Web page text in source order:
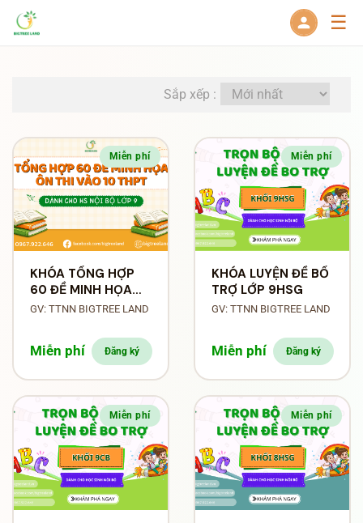
☰
Sắp xếp :
Miễn phí
KHÓA TỔNG HỢP
60 ĐỀ MINH HỌA
VÀO 10 THPT
GV: TTNN BIGTREE LAND
Miễn phí Đăng ký
Miễn phí
KHÓA LUYỆN ĐỀ BỔ
TRỢ LỚP 9HSG
GV: TTNN BIGTREE LAND
Miễn phí Đăng ký
Miễn phí Miễn phí